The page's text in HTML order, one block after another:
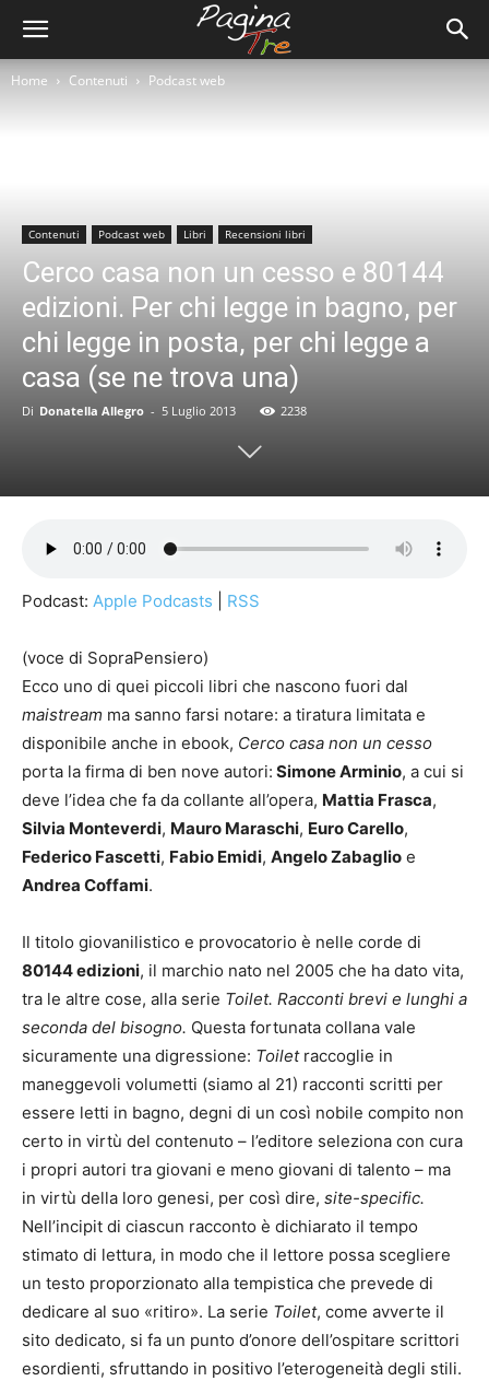
Home Contenuti Podcast web
Contenuti Podcast web Libri Recensioni libri
Cerco casa non un cesso e 80144
edizioni. Per chi legge in bagno, per
chi legge in posta, per chi legge a
casa (se ne trova una)
Di Donatella Allegro - 5 Luglio 2013 2238
Podcast: Apple Podcasts RSS
(voce di SopraPensiero)
Ecco uno di quei piccoli libri che nascono fuori dal
maistream ma sanno farsi notare: a tiratura limitata e
disponibile anche in ebook, Cerco casa non un cesso
porta la firma di ben nove autori: Simone Arminio, a cui si
deve l’idea che fa da collante all’opera, Mattia Frasca,
Silvia Monteverdi, Mauro Maraschi, Euro Carello,
Federico Fascetti, Fabio Emidi, Angelo Zabaglio e
Andrea Coffami.
Il titolo giovanilistico e provocatorio è nelle corde di
80144 edizioni, il marchio nato nel 2005 che ha dato vita,
tra le altre cose, alla serie Toilet. Racconti brevi e lunghi a
seconda del bisogno. Questa fortunata collana vale
sicuramente una digressione: Toiletraccoglie in
maneggevoli volumetti (siamo al 21) racconti scritti per
essere letti in bagno, degni di un così nobile compito non
certo in virtù del contenuto – l’editore seleziona con cura
i propri autori tra giovani e meno giovani di talento – ma
in virtù della loro genesi, per così dire, site-specific.
Nell’incipit di ciascun racconto è dichiarato il tempo
stimato di lettura, in modo che il lettore possa scegliere
un testo proporzionato alla tempistica che prevede di
dedicare al suo «ritiro». La serie Toilet, come avverte il
sito dedicato, si fa un punto d’onore dell’ospitare scrittori
esordienti, sfruttando in positivo l’eterogeneità degli stili.